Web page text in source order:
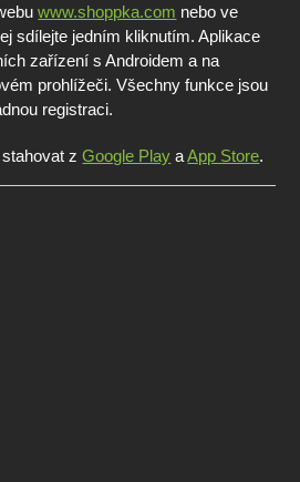
www.shoppka.com nebo ve
sdílejte jedním kliknutím. Aplikace
zařízení s Androidem a na
prohlížeči. Všechny funkce jsou
registraci.
stahovat zGoogle Play aApp Store.